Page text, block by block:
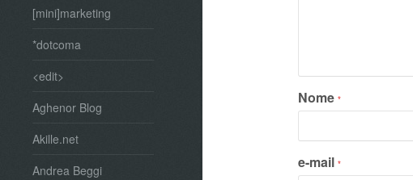
[mini]marketing
*dotcoma
<edit>
Aghenor Blog
Akille.net
Andrea Beggi
Nome*
e-mail*